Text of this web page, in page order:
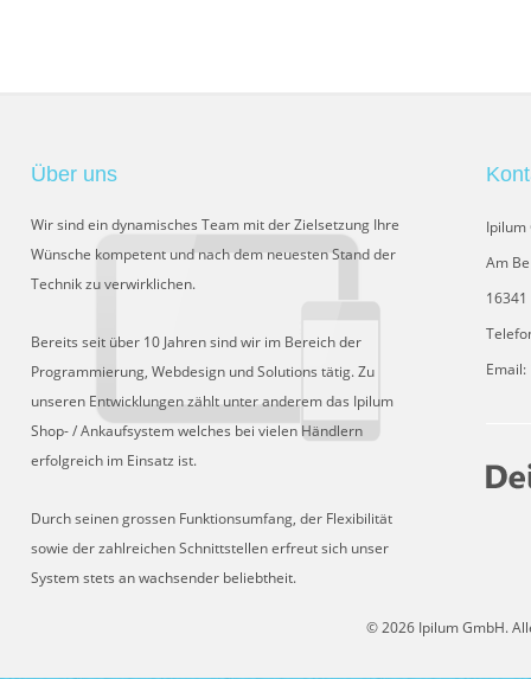
Über uns
Wir sind ein dynamisches Team mit der Zielsetzung Ihre
Wünsche kompetent und nach dem neuesten Stand der
Technik zu verwirklichen.
Bereits seit über 10 Jahren sind wir im Bereich der
Programmierung, Webdesign und Solutions tätig. Zu
unseren Entwicklungen zählt unter anderem das Ipilum
Shop- / Ankaufsystem welches bei vielen Händlern
erfolgreich im Einsatz ist.
Durch seinen grossen Funktionsumfang, der Flexibilität
sowie der zahlreichen Schnittstellen erfreut sich unser
System stets an wachsender beliebtheit.
Ipilum
Am
© 2026 Ipilum GmbH.